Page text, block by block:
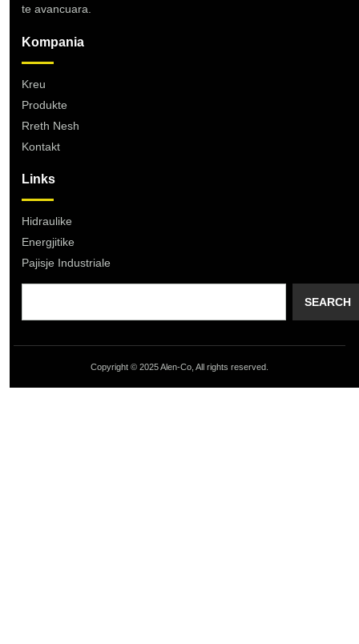
te avancuara.
Kompania
Kreu
Produkte
Rreth Nesh
Kontakt
Links
Hidraulike
Energjitike
Pajisje Industriale
SEARCH
Copyright © 2025 Alen-Co, All rights reserved.